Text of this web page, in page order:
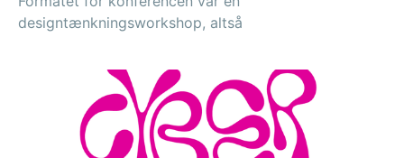
designtænkningsworkshop, altså